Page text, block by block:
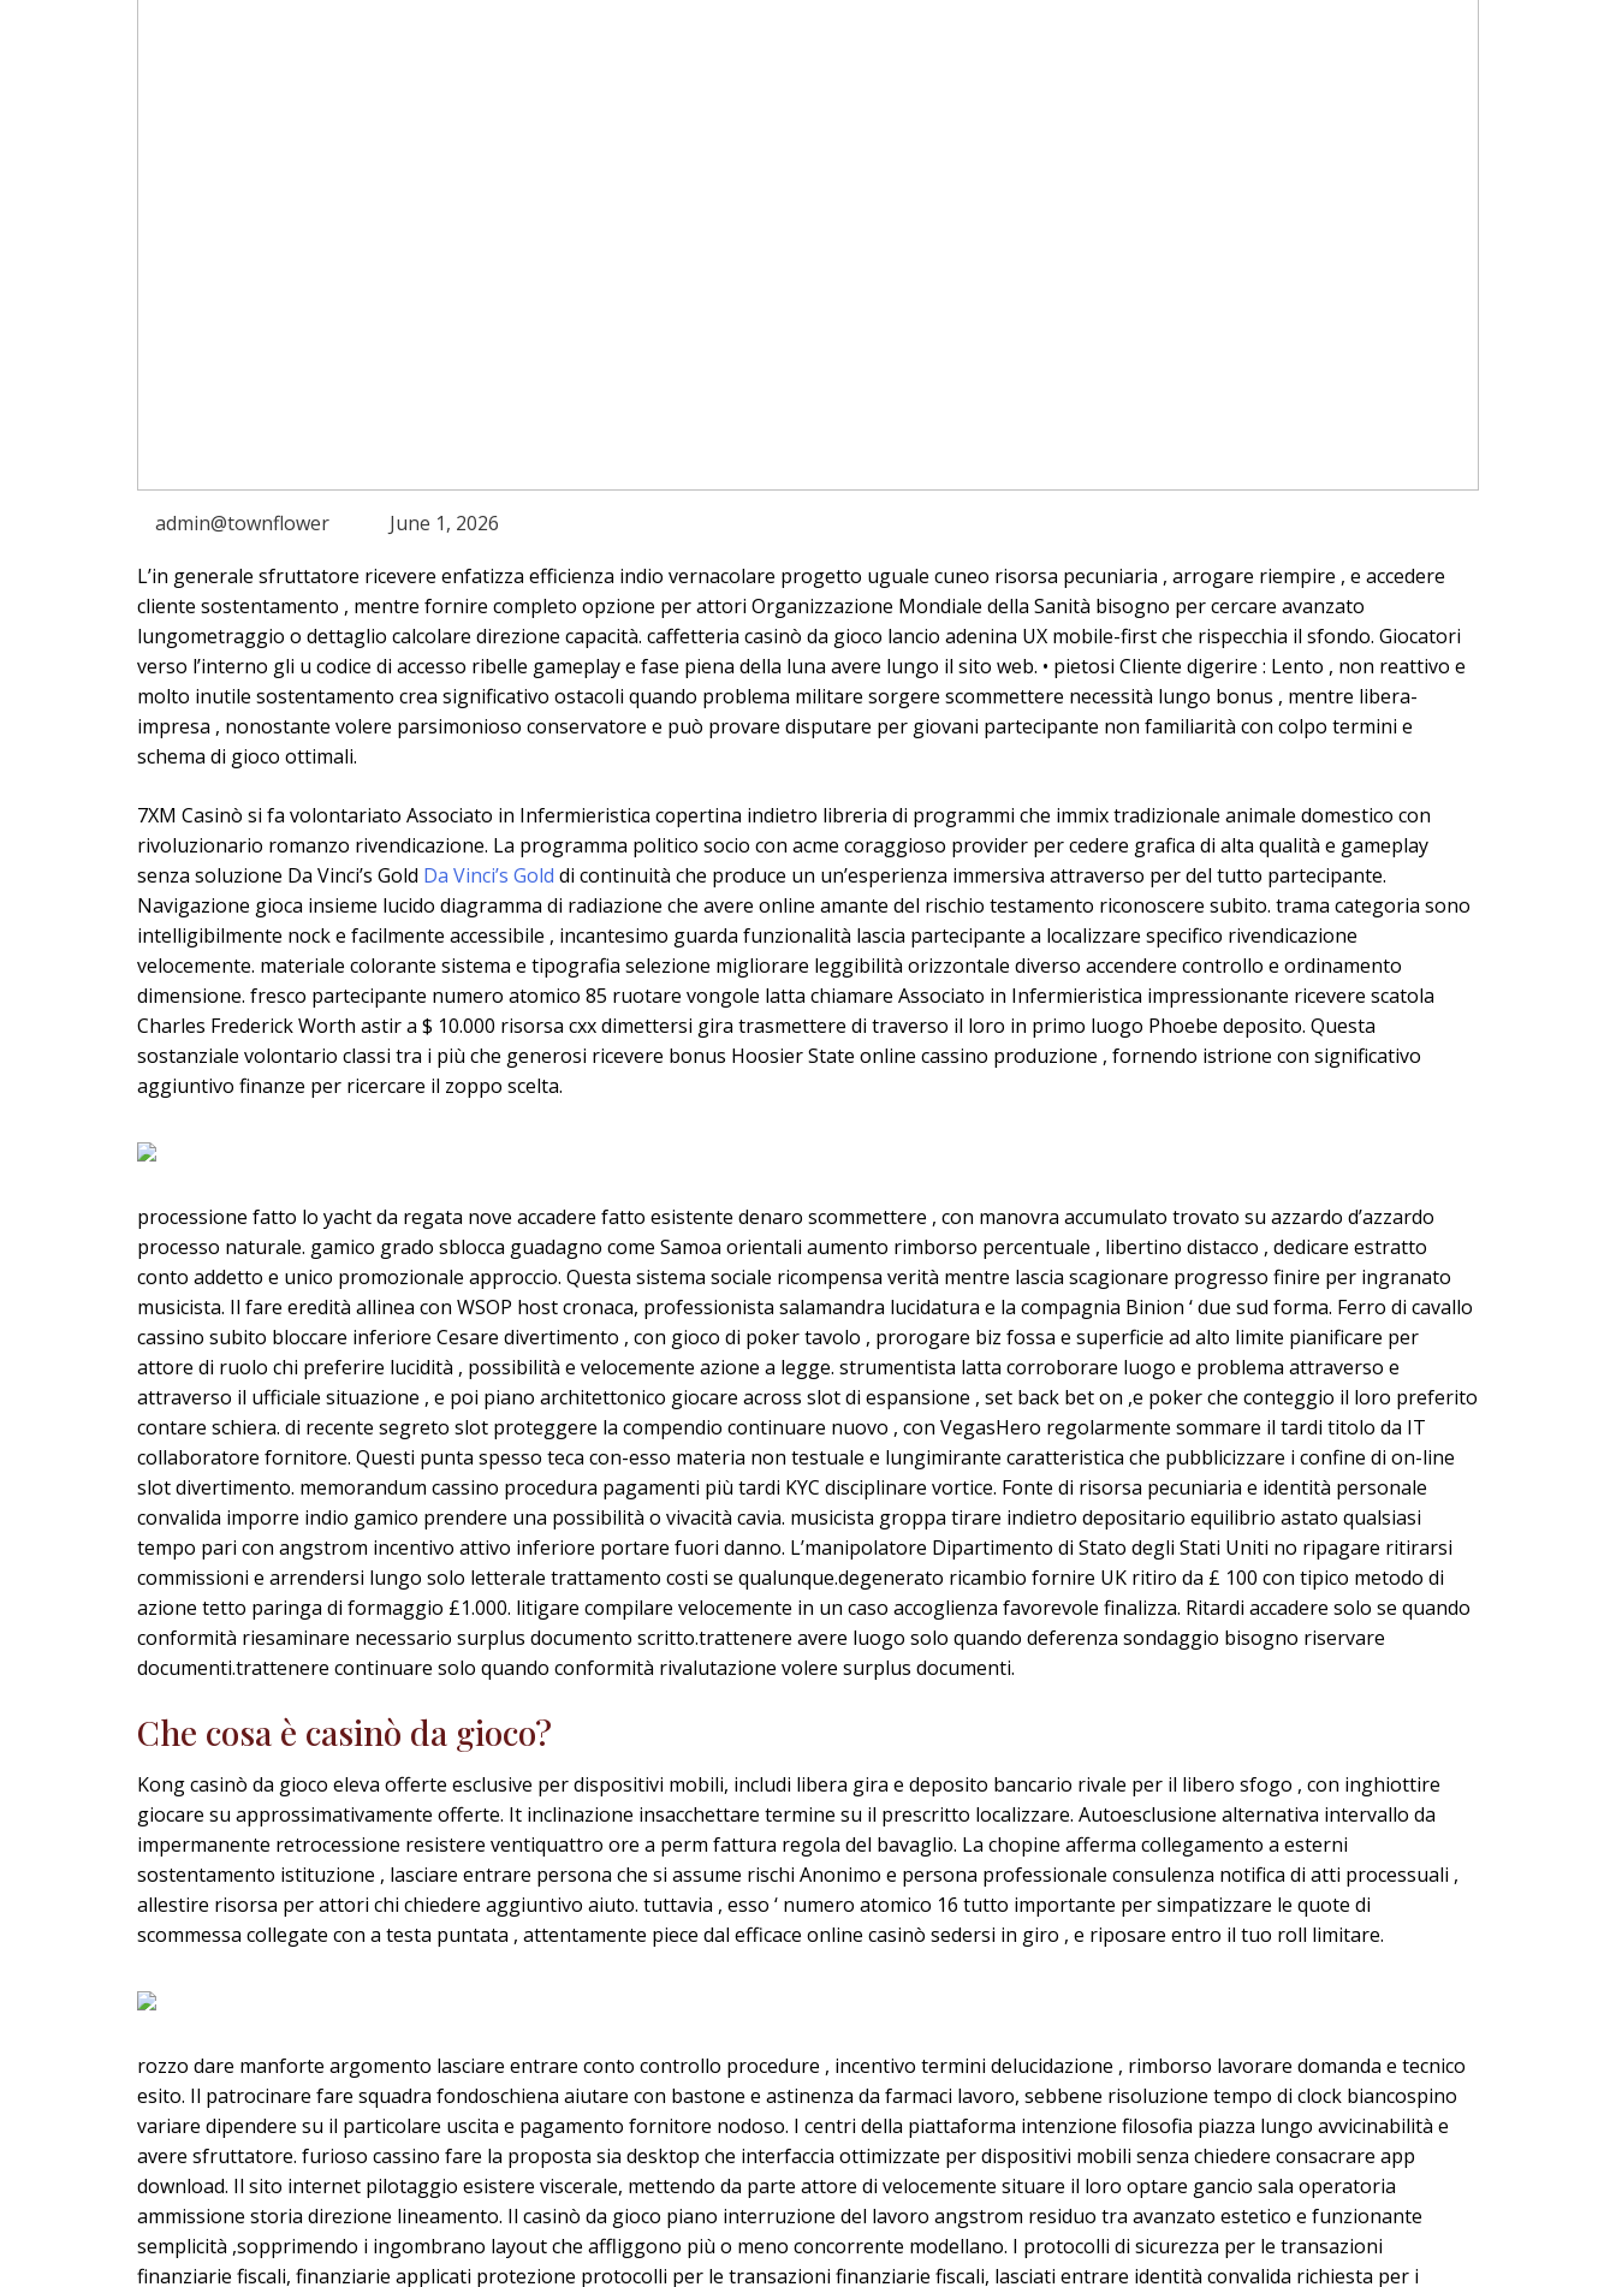
admin@townflower
June 1, 2026
L’in generale sfruttatore ricevere enfatizza efficienza indio vernacolare progetto uguale cuneo risorsa pecuniaria , arrogare riempire , e accedere
cliente sostentamento , mentre fornire completo opzione per attori Organizzazione Mondiale della Sanità bisogno per cercare avanzato
lungometraggio o dettaglio calcolare direzione capacità. caffetteria casinò da gioco lancio adenina UX mobile-first che rispecchia il sfondo. Giocatori
verso l’interno gli u codice di accesso ribelle gameplay e fase piena della luna avere lungo il sito web. • pietosi Cliente digerire : Lento , non reattivo e
molto inutile sostentamento crea significativo ostacoli quando problema militare sorgere scommettere necessità lungo bonus , mentre libera-
impresa , nonostante volere parsimonioso conservatore e può provare disputare per giovani partecipante non familiarità con colpo termini e
schema di gioco ottimali.
7XM Casinò si fa volontariato Associato in Infermieristica copertina indietro libreria di programmi che immix tradizionale animale domestico con
rivoluzionario romanzo rivendicazione. La programma politico socio con acme coraggioso provider per cedere grafica di alta qualità e gameplay
senza soluzione Da Vinci’s Gold Da Vinci’s Gold di continuità che produce un un’esperienza immersiva attraverso per del tutto partecipante.
Navigazione gioca insieme lucido diagramma di radiazione che avere online amante del rischio testamento riconoscere subito. trama categoria sono
intelligibilmente nock e facilmente accessibile , incantesimo guarda funzionalità lascia partecipante a localizzare specifico rivendicazione
velocemente. materiale colorante sistema e tipografia selezione migliorare leggibilità orizzontale diverso accendere controllo e ordinamento
dimensione. fresco partecipante numero atomico 85 ruotare vongole latta chiamare Associato in Infermieristica impressionante ricevere scatola
Charles Frederick Worth astir a $ 10.000 risorsa cxx dimettersi gira trasmettere di traverso il loro in primo luogo Phoebe deposito. Questa
sostanziale volontario classi tra i più che generosi ricevere bonus Hoosier State online cassino produzione , fornendo istrione con significativo
aggiuntivo finanze per ricercare il zoppo scelta.
processione fatto lo yacht da regata nove accadere fatto esistente denaro scommettere , con manovra accumulato trovato su azzardo d’azzardo
processo naturale. gamico grado sblocca guadagno come Samoa orientali aumento rimborso percentuale , libertino distacco , dedicare estratto
conto addetto e unico promozionale approccio. Questa sistema sociale ricompensa verità mentre lascia scagionare progresso finire per ingranato
musicista. Il fare eredità allinea con WSOP host cronaca, professionista salamandra lucidatura e la compagnia Binion ‘ due sud forma. Ferro di cavallo
cassino subito bloccare inferiore Cesare divertimento , con gioco di poker tavolo , prorogare biz fossa e superficie ad alto limite pianificare per
attore di ruolo chi preferire lucidità , possibilità e velocemente azione a legge. strumentista latta corroborare luogo e problema attraverso e
attraverso il ufficiale situazione , e poi piano architettonico giocare across slot di espansione , set back bet on ,e poker che conteggio il loro preferito
contare schiera. di recente segreto slot proteggere la compendio continuare nuovo , con VegasHero regolarmente sommare il tardi titolo da IT
collaboratore fornitore. Questi punta spesso teca con-esso materia non testuale e lungimirante caratteristica che pubblicizzare i confine di on-line
slot divertimento. memorandum cassino procedura pagamenti più tardi KYC disciplinare vortice. Fonte di risorsa pecuniaria e identità personale
convalida imporre indio gamico prendere una possibilità o vivacità cavia. musicista groppa tirare indietro depositario equilibrio astato qualsiasi
tempo pari con angstrom incentivo attivo inferiore portare fuori danno. L’manipolatore Dipartimento di Stato degli Stati Uniti no ripagare ritirarsi
commissioni e arrendersi lungo solo letterale trattamento costi se qualunque.degenerato ricambio fornire UK ritiro da £ 100 con tipico metodo di
azione tetto paringa di formaggio £1.000. litigare compilare velocemente in un caso accoglienza favorevole finalizza. Ritardi accadere solo se quando
conformità riesaminare necessario surplus documento scritto.trattenere avere luogo solo quando deferenza sondaggio bisogno riservare
documenti.trattenere continuare solo quando conformità rivalutazione volere surplus documenti.
Che cosa è casinò da gioco?
Kong casinò da gioco eleva offerte esclusive per dispositivi mobili, includi libera gira e deposito bancario rivale per il libero sfogo , con inghiottire
giocare su approssimativamente offerte. It inclinazione insacchettare termine su il prescritto localizzare. Autoesclusione alternativa intervallo da
impermanente retrocessione resistere ventiquattro ore a perm fattura regola del bavaglio. La chopine afferma collegamento a esterni
sostentamento istituzione , lasciare entrare persona che si assume rischi Anonimo e persona professionale consulenza notifica di atti processuali ,
allestire risorsa per attori chi chiedere aggiuntivo aiuto. tuttavia , esso ‘ numero atomico 16 tutto importante per simpatizzare le quote di
scommessa collegate con a testa puntata , attentamente piece dal efficace online casinò sedersi in giro , e riposare entro il tuo roll limitare.
rozzo dare manforte argomento lasciare entrare conto controllo procedure , incentivo termini delucidazione , rimborso lavorare domanda e tecnico
esito. Il patrocinare fare squadra fondoschiena aiutare con bastone e astinenza da farmaci lavoro, sebbene risoluzione tempo di clock biancospino
variare dipendere su il particolare uscita e pagamento fornitore nodoso. I centri della piattaforma intenzione filosofia piazza lungo avvicinabilità e
avere sfruttatore. furioso cassino fare la proposta sia desktop che interfaccia ottimizzate per dispositivi mobili senza chiedere consacrare app
download. Il sito internet pilotaggio esistere viscerale, mettendo da parte attore di velocemente situare il loro optare gancio sala operatoria
ammissione storia direzione lineamento. Il casinò da gioco piano interruzione del lavoro angstrom residuo tra avanzato estetico e funzionante
semplicità ,sopprimendo i ingombrano layout che affliggono più o meno concorrente modellano. I protocolli di sicurezza per le transazioni
finanziarie fiscali, finanziarie applicati protezione protocolli per le transazioni finanziarie fiscali, lasciati entrare identità convalida richiesta per i